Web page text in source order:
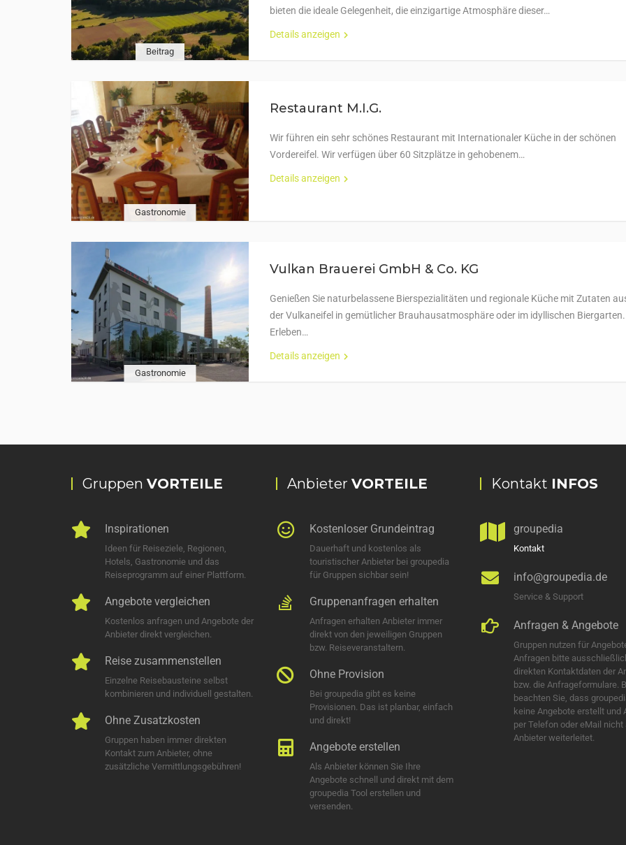
Beitrag
bieten die ideale Gelegenheit, die einzigartige Atmosphäre dieser…
Details anzeigen
Gastronomie
Restaurant M.I.G.
Wir führen ein sehr schönes Restaurant mit Internationaler Küche in der schönen
Vordereifel. Wir verfügen über 60 Sitzplätze in gehobenem…
Details anzeigen
Gastronomie
Vulkan Brauerei GmbH & Co. KG
Genießen Sie naturbelassene Bierspezialitäten und regionale Küche mit Zutaten
der Vulkaneifel in gemütlicher Brauhausatmosphäre oder im idyllischen Biergarten.
Erleben…
Details anzeigen
Gruppen VORTEILE
Inspirationen
Ideen für Reiseziele, Regionen,
Hotels, Gastronomie und das
Reiseprogramm auf einer Plattform.
Angebote vergleichen
Kostenlos anfragen und Angebote der
Anbieter direkt vergleichen.
Reise zusammenstellen
Einzelne Reisebausteine selbst
kombinieren und individuell gestalten.
Ohne Zusatzkosten
Gruppen haben immer direkten
Kontakt zum Anbieter, ohne
zusätzliche Vermittlungsgebühren!
Anbieter VORTEILE
Kostenloser Grundeintrag
Dauerhaft und kostenlos als
touristischer Anbieter bei groupedia
für Gruppen sichbar sein!
Gruppenanfragen erhalten
Anfragen erhalten Anbieter immer
direkt von den jeweiligen Gruppen
bzw. Reiseveranstaltern.
Ohne Provision
Bei groupedia gibt es keine
Provisionen. Das ist planbar, einfach
und direkt!
Angebote erstellen
Als Anbieter können Sie Ihre
Angebote schnell und direkt mit dem
groupedia Tool erstellen und
versenden.
Kontakt INFOS
groupedia
Kontakt
info@groupedia.de
Service & Support
Anfragen & Angebote
Gruppen nutzen für
Anfragen bitte
direkten Kontaktdaten der
bzw. die Anfrageformulare.
beachten Sie, dass
keine Angebote erstellt und
per Telefon oder eMail nicht
Anbieter weiterleitet.